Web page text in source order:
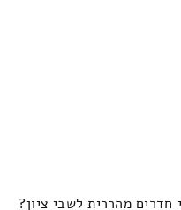
מהררית לשבי ציון?